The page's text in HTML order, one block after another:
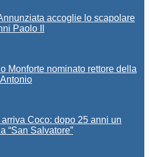
accoglie lo scapolare
Paolo II
Monforte nominato rettore della
Coco: dopo 25 anni un
“San Salvatore”